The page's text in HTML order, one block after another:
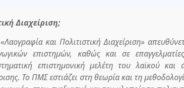
Διαχείριση;
και Πολιτιστική Διαχείριση»
επιστημών, καθώς και σε
επιστημονική μελέτη του λαϊκού και
Το ΠΜΣ εστιάζει στη θεωρία και τη